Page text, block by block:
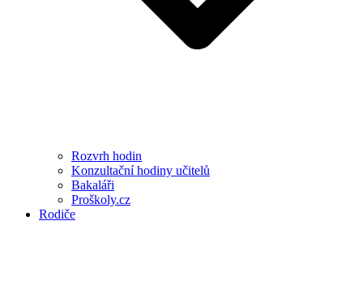
Rozvrh hodin
Konzultační hodiny učitelů
Bakaláři
Proškoly.cz
Rodiče